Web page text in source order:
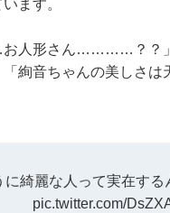
ます。
人形さん…………？？」
音ちゃんの美しさは
に綺麗な人って実在する
pic.twitter.com/